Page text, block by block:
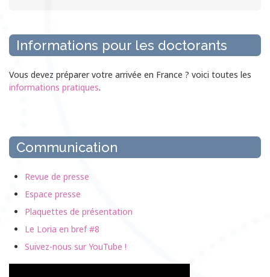
Informations pour les doctorants
Vous devez préparer votre arrivée en France ? voici toutes les
informations pratiques.
Communication
Revue de presse
Espace presse
Plaquettes de présentation
Le Loria en bref #8
Suivez-nous sur YouTube !